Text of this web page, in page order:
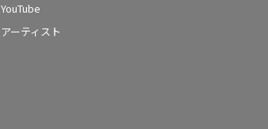
YouTube
アーティスト